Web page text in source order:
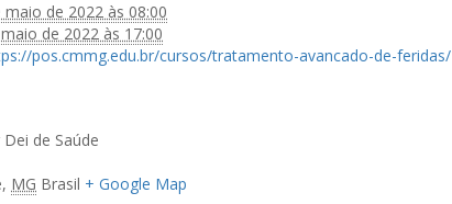
maio de 2022 às 08:00
de 2022 às 17:00
pos.cmmg.edu.br/cursos/tratamento-avancado-de-feridas/
de Saúde
, MG Brasil + Google Map